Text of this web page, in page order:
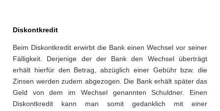
Diskontkredit
Beim Diskontkredit erwirbt die Bank einen Wechsel vor seiner
Fälligkeit. Derjenige der der Bank den Wechsel überträgt
erhält hierfür den Betrag, abzüglich einer Gebühr bzw. die
Zinsen werden zudem abgezogen. Die Bank erhält später das
Geld von dem im Wechsel genannten Schuldner. Einen
Diskontkredit kann man somit gedanklich mit einer